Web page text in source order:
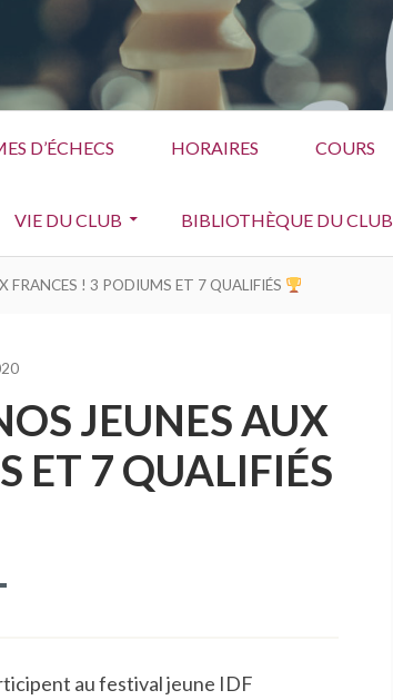
D’ÉCHECS HORAIRES COURS
VIE DU CLUB BIBLIOTHÈQUE DU CLUB
FRANCES ! 3 PODIUMS ET 7 QUALIFIÉS
JEUNES AUX
ET 7 QUALIFIÉS
au festival jeune IDF